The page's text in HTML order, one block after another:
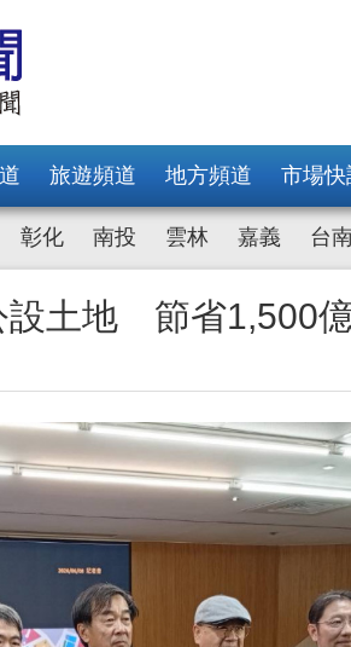
旅遊頻道 地方頻道 市場快
彰化 南投 雲林 嘉義 台
設土地 節省1,500